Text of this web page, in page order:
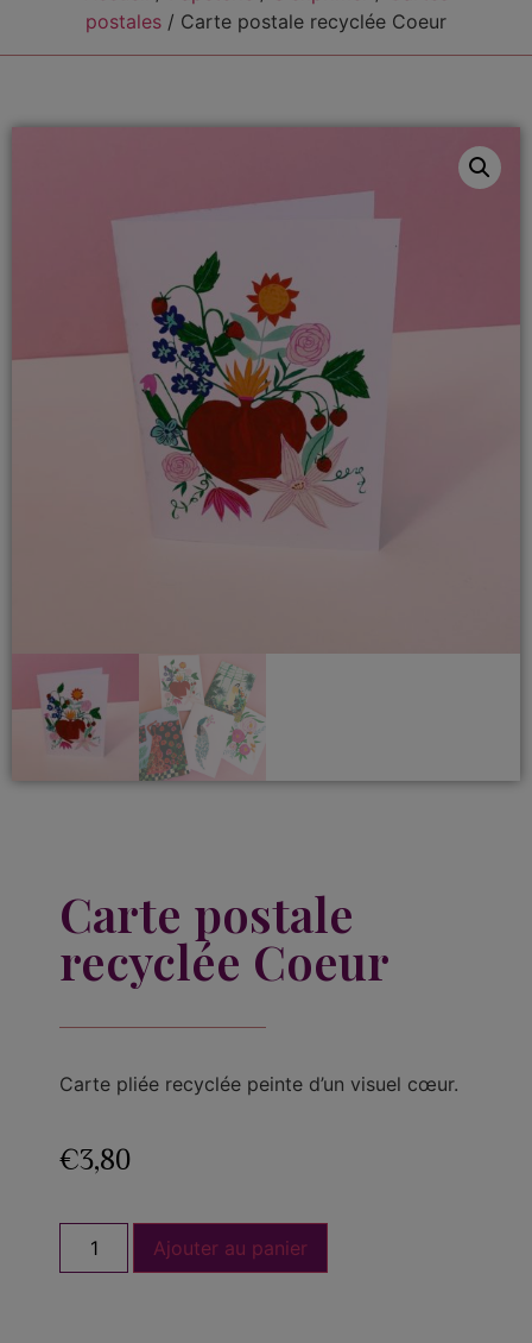
postales / Carte postale recyclée Coeur
Carte postale
recyclée Coeur
Carte pliée recyclée peinte d’un visuel cœur.
€3,80
Ajouter au panier